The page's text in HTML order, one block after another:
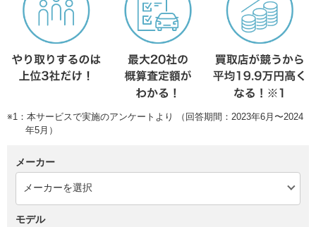
※1：本サービスで実施のアンケートより （回答期間：2023年6月〜2024
年5月）
メーカー
モデル